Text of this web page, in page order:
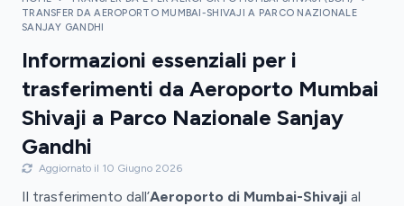
TRANSFER DA AEROPORTO MUMBAI-SHIVAJI A PARCO NAZIONALE
SANJAY GANDHI
Informazioni essenziali per i
trasferimenti da Aeroporto Mumbai
Shivaji a Parco Nazionale Sanjay
Gandhi
Aggiornato il 10 Giugno 2026
Il trasferimento dall’Aeroporto di Mumbai-Shivaji al